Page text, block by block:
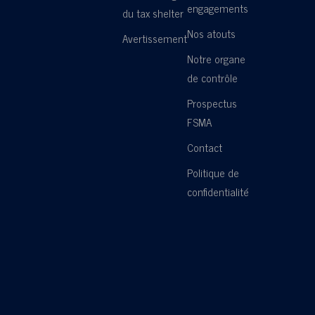
du tax shelter
Avertissement
engagements
Nos atouts
Notre organe
de contrôle
Prospectus
FSMA
Contact
Politique de
confidentialité